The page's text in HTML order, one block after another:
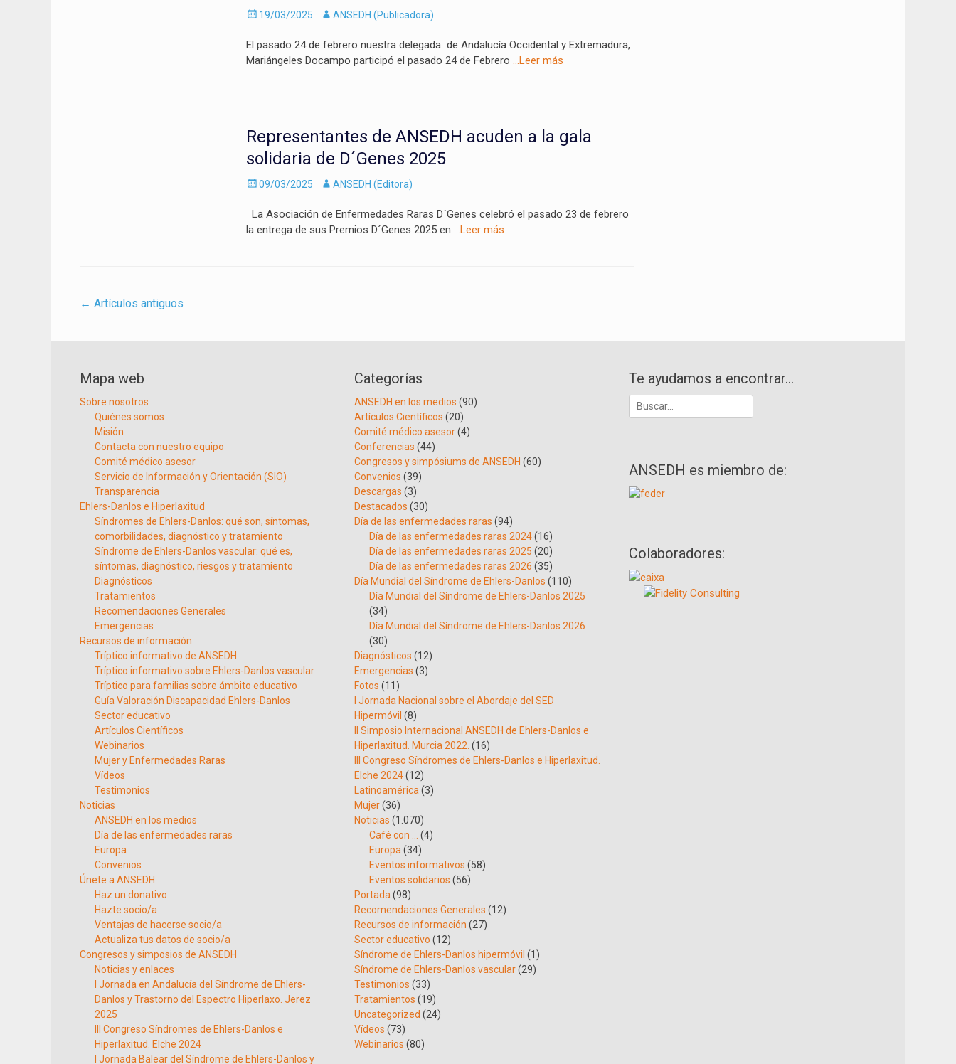
Enviado
19/03/2025 AutorANSEDH (Publicadora)
El pasado 24 de febrero nuestra delegada de Andalucía Occidental y Extremadura,
Mariángeles Docampo participó el pasado 24 de Febrero …Leer más
Representantes de ANSEDH acuden a la gala
solidaria de D´Genes 2025
Enviado
09/03/2025 AutorANSEDH (Editora)
La Asociación de Enfermedades Raras D´Genes celebró el pasado 23 de febrero
la entrega de sus Premios D´Genes 2025 en …Leer más
Navegación
artículos
← Artículos antiguos
Mapa web
Sobre nosotros
Quiénes somos
Misión
Contacta con nuestro equipo
Comité médico asesor
Servicio de Información y Orientación (SIO)
Transparencia
Ehlers-Danlos e Hiperlaxitud
Síndromes de Ehlers-Danlos: qué son, síntomas,
comorbilidades, diagnóstico y tratamiento
Síndrome de Ehlers-Danlos vascular: qué es,
síntomas, diagnóstico, riesgos y tratamiento
Diagnósticos
Tratamientos
Recomendaciones Generales
Emergencias
Recursos de información
Tríptico informativo de ANSEDH
Tríptico informativo sobre Ehlers-Danlos vascular
Tríptico para familias sobre ámbito educativo
Guía Valoración Discapacidad Ehlers-Danlos
Sector educativo
Artículos Científicos
Webinarios
Mujer y Enfermedades Raras
Vídeos
Testimonios
Noticias
ANSEDH en los medios
Día de las enfermedades raras
Europa
Convenios
Únete a ANSEDH
Haz un donativo
Hazte socio/a
Ventajas de hacerse socio/a
Actualiza tus datos de socio/a
Congresos y simposios de ANSEDH
Noticias y enlaces
I Jornada en Andalucía del Síndrome de Ehlers-
Danlos y Trastorno del Espectro Hiperlaxo. Jerez
2025
III Congreso Síndromes de Ehlers-Danlos e
Hiperlaxitud. Elche 2024
I Jornada Balear del Síndrome de Ehlers-Danlos y
Categorías
ANSEDH en los medios (90)
Artículos Científicos (20)
Comité médico asesor(4)
Conferencias (44)
Congresos y simpósiums de ANSEDH (60)
Convenios (39)
Descargas (3)
Destacados (30)
Día de las enfermedades raras (94)
Día de las enfermedades raras 2024(16)
Día de las enfermedades raras 2025 (20)
Día de las enfermedades raras 2026 (35)
Día Mundial del Síndrome de Ehlers-Danlos (110)
Día Mundial del Síndrome de Ehlers-Danlos 2025
(34)
Día Mundial del Síndrome de Ehlers-Danlos 2026
(30)
Diagnósticos (12)
Emergencias (3)
Fotos (11)
I Jornada Nacional sobre el Abordaje del SED
Hipermóvil (8)
II Simposio Internacional ANSEDH de Ehlers-Danlos e
Hiperlaxitud. Murcia 2022. (16)
III Congreso Síndromes de Ehlers-Danlos e Hiperlaxitud.
Elche 2024(12)
Latinoamérica (3)
Mujer(36)
Noticias (1.070)
Café con …
(4)
Europa (34)
Eventos informativos (58)
Eventos solidarios (56)
Portada (98)
Recomendaciones Generales (12)
Recursos de información (27)
Sector educativo (12)
Síndrome de Ehlers-Danlos hipermóvil (1)
Síndrome de Ehlers-Danlos vascular(29)
Testimonios (33)
Tratamientos (19)
Uncategorized (24)
Vídeos (73)
Webinarios (80)
Te ayudamos a encontrar…
Buscar:
ANSEDH es miembro de:
Colaboradores: